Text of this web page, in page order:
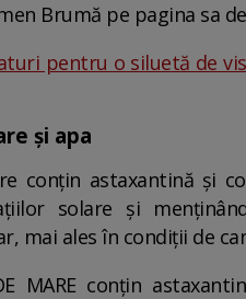
Brumă pe pagina sa
pentru o siluetă de
și apa
conțin astaxantină și
solare și
mai ales în condiții de
DE MARE conțin